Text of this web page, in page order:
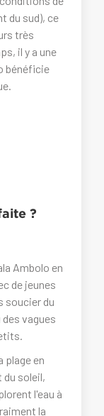
du sud), ce
très
il y a une
bénéficie
?
Ambolo en
de jeunes
soucier du
vagues
plage en
soleil,
l'eau à
la